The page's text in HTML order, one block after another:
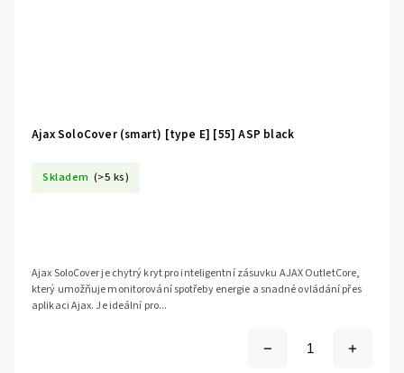
Ajax SoloCover (smart) [type E] [55] ASP black
Skladem (>5 ks)
Ajax SoloCover je chytrý kryt pro inteligentní zásuvku AJAX OutletCore,
který umožňuje monitorování spotřeby energie a snadné ovládání přes
aplikaci Ajax. Je ideální pro...